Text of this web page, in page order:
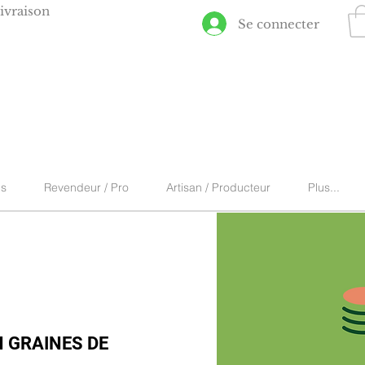
Se connecter
Revendeur / Pro Artisan / Producteur Plus...
GRAINES DE